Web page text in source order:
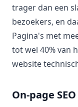
trager dan een
bezoekers, en
Pagina's met
tot wel 40% van
website
On-page SEO